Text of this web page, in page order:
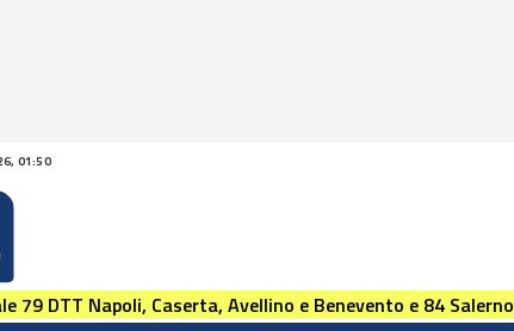
01:50
79 DTT Napoli, Caserta, Avellino e Benevento e 84 Salerno